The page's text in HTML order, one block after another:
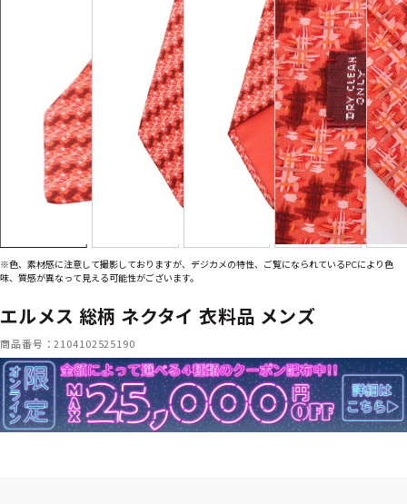
※色、素材感に注意して撮影しておりますが、デジカメの特性、ご覧になられているPCにより色
味、質感が異なって見える可能性がございます。
エルメス 総柄 ネクタイ 衣料品 メンズ
商品番号：2104102525190